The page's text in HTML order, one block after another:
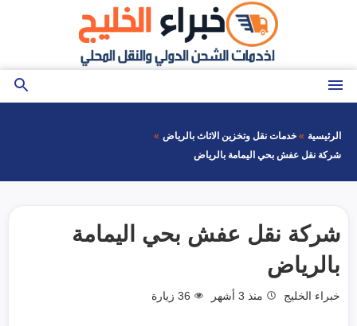
القائمة
بحث
الرئيسية
خدمات نقل وتخزين الاثاث بالرياض
شركة نقل عفش بحي اليمامة بالرياض
شركة نقل عفش بحي اليمامة
بالرياض
خبراء الخليج منذ 3 أشهر 36 زيارة